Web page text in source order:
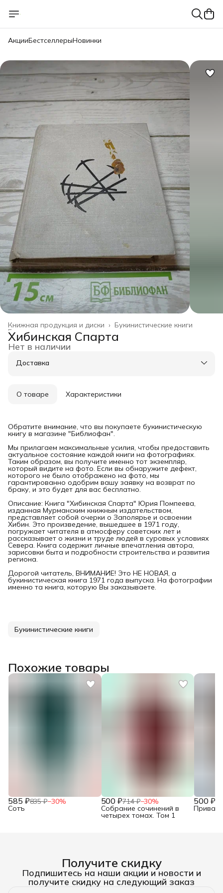
АкцииБестселлерыНовинки
Букинистические книги
Книжная продукция и диски ›
Главная
Хибинская Спарта
Нет в наличии
Доставка
О товаре Характеристики
Обратите внимание, что вы покупаете букинистическую
книгу в магазине "Библиофан".
Мы прилагаем максимальные усилия, чтобы предоставить
актуальное состояние каждой книги на фотографиях.
Таким образом, вы получите именно тот экземпляр,
который видите на фото. Если вы обнаружите дефект,
которого не было отображено на фото, мы
гарантированно одобрим вашу заявку на возврат по
браку, и это будет для вас бесплатно.
Описание: Книга "Хибинская Спарта" Юрия Помпеева,
изданная Мурманским книжным издательством,
представляет собой очерки о Заполярье и освоении
Хибин. Это произведение, вышедшее в 1971 году,
погружает читателя в атмосферу советских лет и
рассказывает о жизни и труде людей в суровых условиях
Севера. Книга содержит личные впечатления автора,
зарисовки быта и подробности строительства и развития
региона.
Дорогой читатель, ВНИМАНИЕ! Это НЕ НОВАЯ, а
букинистическая книга 1971 года выпуска. На фотографии
именно та книга, которую Вы заказываете.
Букинистические книги
Похожие товары
585 ₽835 ₽−30%
Сотъ
500 ₽714 ₽−30%
Собрание сочинений в
четырех томах. Том 1
500 ₽
Получите скидку
Подпишитесь на наши акции и новости и
получите скидку на следующий заказ